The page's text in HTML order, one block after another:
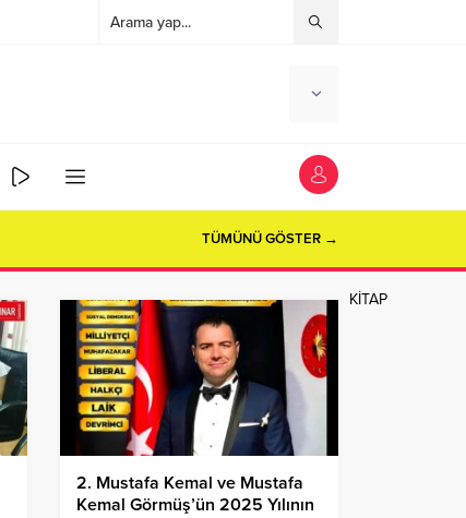
TÜMÜNÜ GÖSTER →
KİTAP
2. Mustafa Kemal ve Mustafa
Kemal Görmüş’ün 2025 Yılının